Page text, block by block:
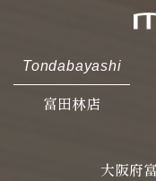
Tondabayashi
富田林店
大阪府